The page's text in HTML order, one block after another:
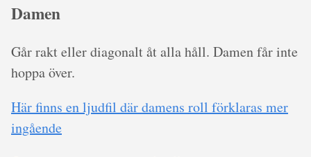
Damen
Går rakt eller diagonalt åt alla håll. Damen får inte
hoppa över.
Här finns en ljudfil där damens roll förklaras mer
ingående